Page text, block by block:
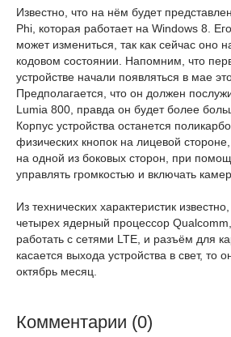
Известно, что на нём будет
Phi, которая работает на Windows 8.
может измениться, так как сейчас оно
кодовом состоянии. Напомним, что
устройстве начали появляться в мае
Предполагается, что он должен
Lumia 800, правда он будет более
Корпус устройства останется
физических кнопок на лицевой
на одной из боковых сторон, при
управлять громкостью и включать
Из технических характеристик
четырех ядерный процессор
работать с сетями LTE, и разъём для
касается выхода устройства в свет, то
октябрь месяц.
Комментарии (0)